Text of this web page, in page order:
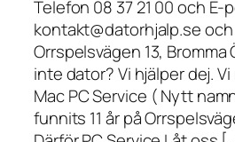
Telefon 08 37 21 00 och E-
kontakt@datorhjalp.se och
Orrspelsvägen 13,
inte dator? Vi hjälper dej.
Mac PC Service ( Nytt
funnits 11 år på